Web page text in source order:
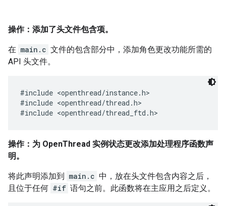
操作：添加了头文件包含项。
在 main.c 文件的包含部分中，添加角色更改功能所需的
API 头文件。
#include <openthread/instance.h>
#include <openthread/thread.h>
操作：为 OpenThread 实例状态更改添加处理程序函数声
明。
将此声明添加到 main.c 中，放在头文件包含内容之后，
且位于任何 #if 语句之前。此函数将在主应用之后定义。